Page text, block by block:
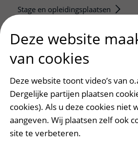
Stage en opleidingsplaatsen
Strategic programs
Research groups
Research technologies
Verwijzers
Mijn patiënt verwijzen
Teleconsult aanvragen
Deze website
van cookies
Deze website toont video’s van
Dergelijke partijen plaatsen
cookies). Als u deze cookies niet
aangeven. Wij plaatsen zelf ook
site te verbeteren.